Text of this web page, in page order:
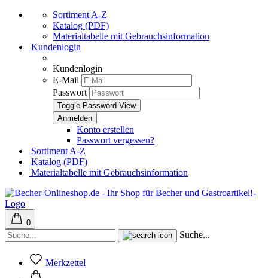
Sortiment A-Z
Katalog (PDF)
Materialtabelle mit Gebrauchsinformation
Kundenlogin
Kundenlogin
E-Mail
Passwort
Toggle Password View
Konto erstellen
Passwort vergessen?
Sortiment A-Z
Katalog (PDF)
Materialtabelle mit Gebrauchsinformation
0
Suche...
Merkzettel